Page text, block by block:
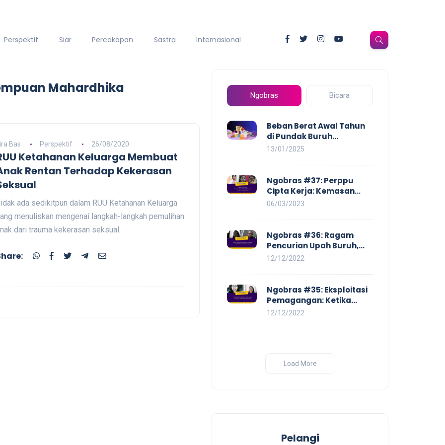
Perspektif Siar Percakapan Sastra Internasional
Mahardhika
Bas Perspektif 26/08/2020
Ketahanan Keluarga Membuat
Rentan Terhadap Kekerasan
ada sedikitpun dalam RUU Ketahanan Keluarga
menuliskan mengenai langkah-langkah pemulihan
dari trauma kekerasan seksual.
Ngobras Bicara
Beban Berat Awal Tahun
di Pundak Buruh
Perempuan: Kenaikan
Membayangi dan
Eksploitasi di Dunia Kerja
13/01/2025
Ngobras #37: Perppu
Cipta Kerja: Kemasan
Baru UU Cipta Kerja yang
06/03/2023
Ngobras #36: Ragam
Pencurian Upah Buruh,
Mulai Dari No Work No Pay
12/12/2022
Ngobras #35: Eksploitasi
Pemagangan: Ketika
Instituasi Pendidikan
12/12/2022
Load More
Pelangi